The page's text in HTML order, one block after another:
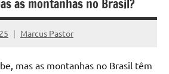
as montanhas no Brasil?
Marcus Pastor
mas as montanhas no Brasil têm